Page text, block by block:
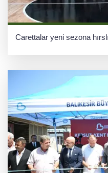
Carettalar yeni sezona